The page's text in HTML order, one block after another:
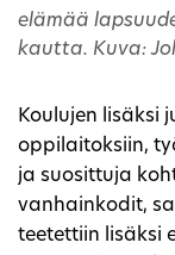
elämää
kautta. Kuva:
Koulujen lisäksi
oppilaitoksiin,
ja suosittuja
vanhainkodit,
teetettiin lisäksi